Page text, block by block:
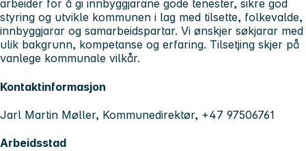
arbeider for å gi innbyggjarane gode tenester, sikre god
styring og utvikle kommunen i lag med tilsette, folkevalde,
innbyggjarar og samarbeidspartar. Vi ønskjer søkjarar med
ulik bakgrunn, kompetanse og erfaring. Tilsetjing skjer på
vanlege kommunale vilkår.
Kontaktinformasjon
Jarl Martin Møller, Kommunedirektør, +47 97506761
Arbeidsstad